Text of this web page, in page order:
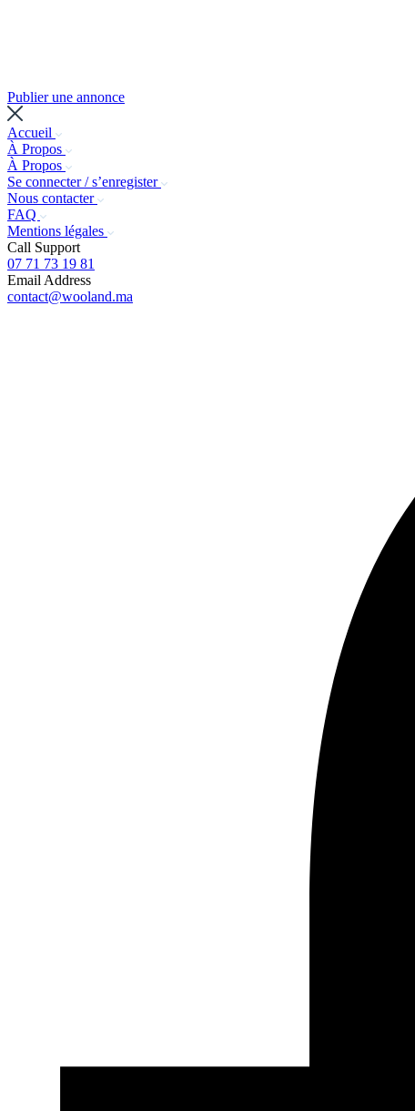
Publier une annonce
Accueil
À Propos
À Propos
Se connecter / s’enregister
Nous contacter
FAQ
Mentions légales
Call Support
07 71 73 19 81
Email Address
contact@wooland.ma